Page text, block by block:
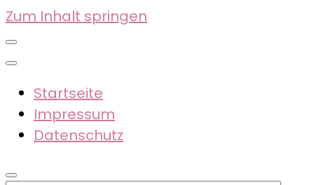
Zum Inhalt springen
Startseite
Impressum
Datenschutz